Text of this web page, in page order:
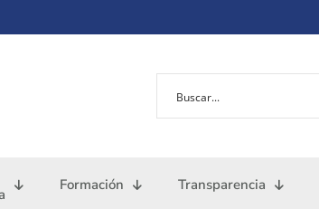
Formación Transparencia